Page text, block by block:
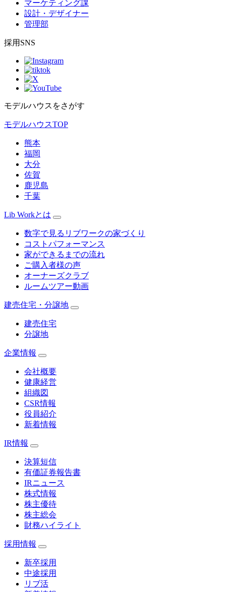
マーケティング課
設計・デザイナー
管理部
採用SNS
モデルハウスをさがす
モデルハウスTOP
熊本
福岡
大分
佐賀
鹿児島
千葉
Lib Workとは
数字で見るリブワークの家づくり
コストパフォーマンス
家ができるまでの流れ
ご購入者様の声
オーナーズクラブ
ルームツアー動画
建売住宅・分譲地
建売住宅
分譲地
企業情報
会社概要
健康経営
組織図
CSR情報
役員紹介
新着情報
IR情報
決算短信
有価証券報告書
IRニュース
株式情報
株主優待
株主総会
財務ハイライト
採用情報
新卒採用
中途採用
リブ活